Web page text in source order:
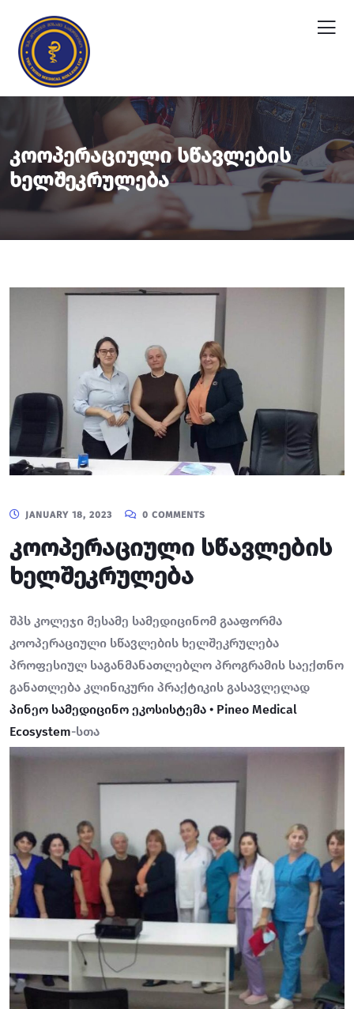
Კოოპერაციული Სწავლების
Ხელშეკრულება
JANUARY 18, 2023 0 COMMENTS
კოოპერაციული სწავლების
ხელშეკრულება
შპს კოლეჯი მესამე სამედიცინომ გააფორმა
კოოპერაციული სწავლების ხელშეკრულება
პროფესიულ საგანმანათლებლო პროგრამის საექთნო
განათლება კლინიკური პრაქტიკის გასავლელად
პინეო სამედიცინო ეკოსისტემა • Pineo Medical
Ecosystem-სთა